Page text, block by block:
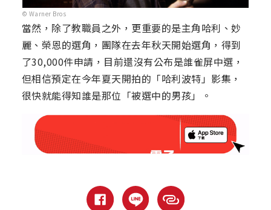
© Warner Bros
當然，除了教職員之外，更重要的是主角哈利、妙
麗、榮恩的選角，團隊在去年秋天開始選角，得到
了30,000件申請，目前還沒有公布是誰雀屏中選，
但相信預定在今年夏天開拍的「哈利波特」影集，
很快就能得知誰是那位「被選中的男孩」。